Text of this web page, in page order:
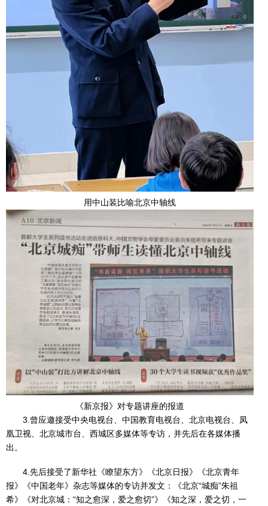
用中山装比喻北京中轴线
《新京报》对专题讲座的报道
3.曾应邀接受中央电视台、中国教育电视台、北京电视台、凤
凰卫视、北京城市台、西城区多媒体等专访，并先后在各媒体播
出。
4.先后接受了新华社《瞭望东方》《北京日报》《北京青年
报》《中国老年》杂志等媒体的专访并发文：《北京“城痴”朱祖
希》《对北京城：“知之愈深，爱之愈切”》《知之深，爱之切，一